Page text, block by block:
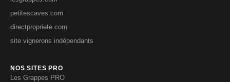
petitescaves.com
directpropriete.com
site vignerons indépendants
NOS SITES PRO
Les Grappes PRO